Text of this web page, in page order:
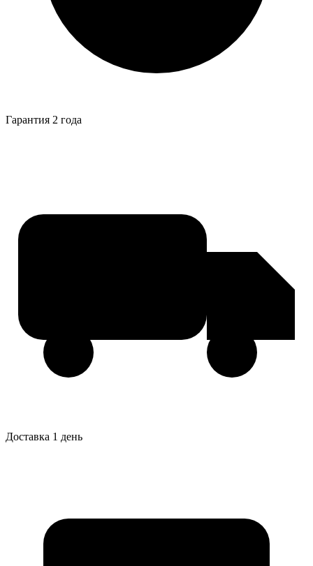
Гарантия 2 года
Доставка 1 день